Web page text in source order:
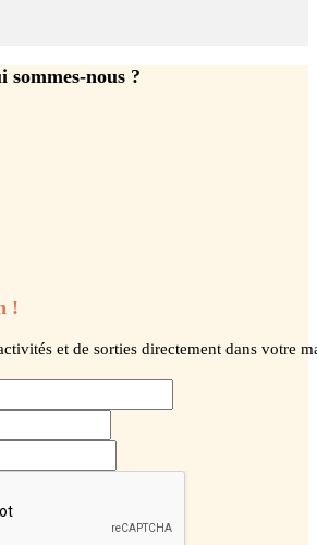
sommes-nous ?
!
et de sorties directement dans votre